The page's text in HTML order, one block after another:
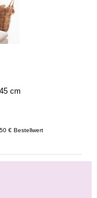
cm
€ Bestellwert